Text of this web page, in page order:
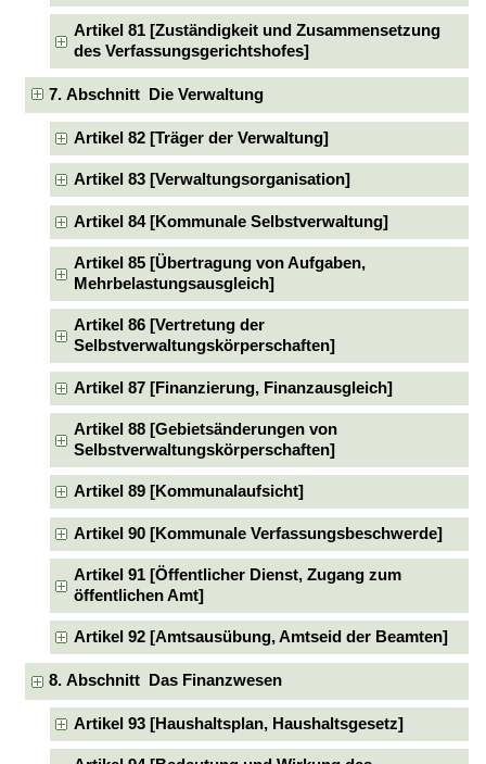
Artikel 81 [Zuständigkeit und Zusammensetzung
des Verfassungsgerichtshofes]
7. Abschnitt Die Verwaltung
Artikel 82 [Träger der Verwaltung]
Artikel 83 [Verwaltungsorganisation]
Artikel 84 [Kommunale Selbstverwaltung]
Artikel 85 [Übertragung von Aufgaben,
Mehrbelastungsausgleich]
Artikel 86 [Vertretung der
Selbstverwaltungskörperschaften]
Artikel 87 [Finanzierung, Finanzausgleich]
Artikel 88 [Gebietsänderungen von
Selbstverwaltungskörperschaften]
Artikel 89 [Kommunalaufsicht]
Artikel 90 [Kommunale Verfassungsbeschwerde]
Artikel 91 [Öffentlicher Dienst, Zugang zum
öffentlichen Amt]
Artikel 92 [Amtsausübung, Amtseid der Beamten]
8. Abschnitt Das Finanzwesen
Artikel 93 [Haushaltsplan, Haushaltsgesetz]